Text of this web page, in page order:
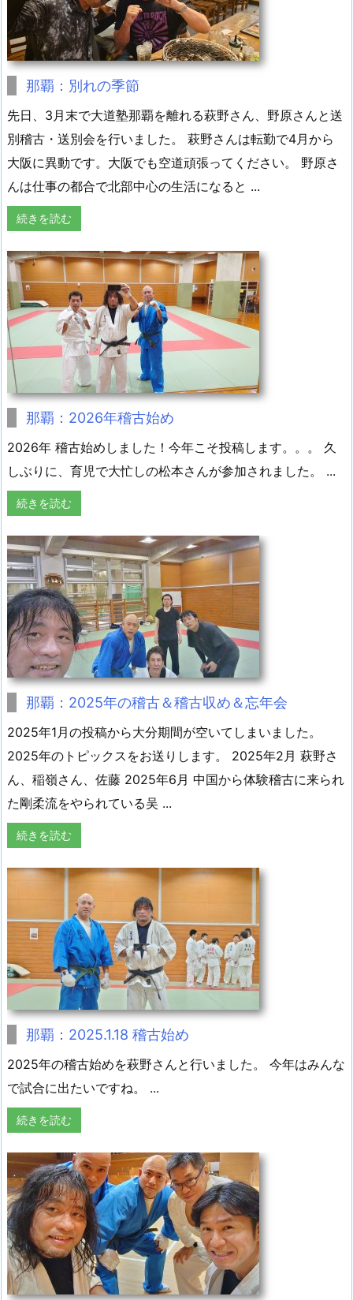
那覇：別れの季節
先日、3月末で大道塾那覇を離れる萩野さん、野原さんと送
別稽古・送別会を行いました。 萩野さんは転勤で4月から
大阪に異動です。大阪でも空道頑張ってください。 野原さ
んは仕事の都合で北部中心の生活になると ...
続きを読む
那覇：2026年稽古始め
2026年 稽古始めしました！今年こそ投稿します。。。 久
しぶりに、育児で大忙しの松本さんが参加されました。 ...
続きを読む
那覇：2025年の稽古＆稽古収め＆忘年会
2025年1月の投稿から大分期間が空いてしまいました。
2025年のトピックスをお送りします。 2025年2月 萩野さ
ん、稲嶺さん、佐藤 2025年6月 中国から体験稽古に来られ
た剛柔流をやられている吴 ...
続きを読む
那覇：2025.1.18 稽古始め
2025年の稽古始めを萩野さんと行いました。 今年はみんな
で試合に出たいですね。 ...
続きを読む